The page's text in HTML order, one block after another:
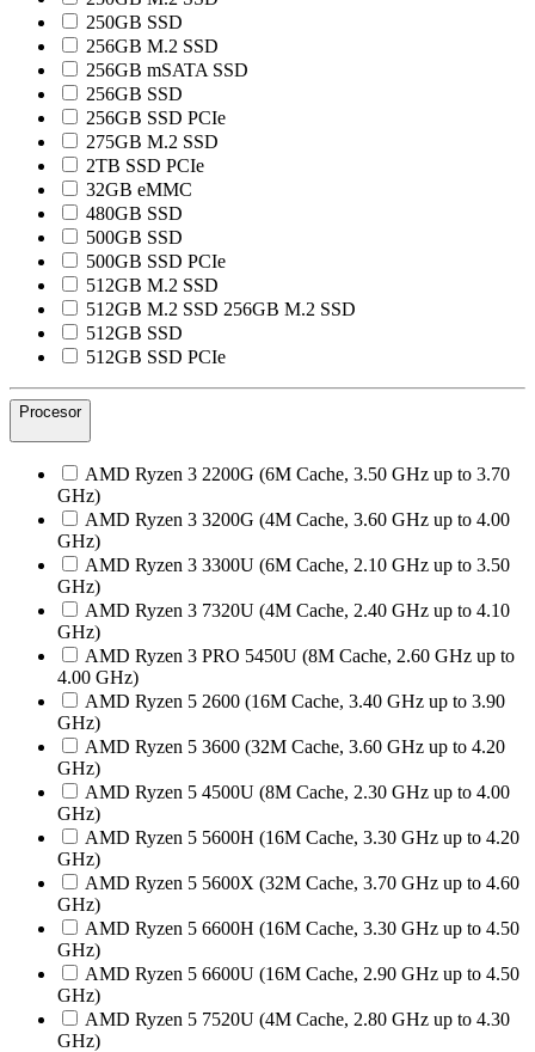
250GB SSD
256GB M.2 SSD
256GB mSATA SSD
256GB SSD
256GB SSD PCIe
275GB M.2 SSD
2TB SSD PCIe
32GB eMMC
480GB SSD
500GB SSD
500GB SSD PCIe
512GB M.2 SSD
512GB M.2 SSD 256GB M.2 SSD
512GB SSD
512GB SSD PCIe
Procesor
AMD Ryzen 3 2200G (6M Cache, 3.50 GHz up to 3.70
GHz)
AMD Ryzen 3 3200G (4M Cache, 3.60 GHz up to 4.00
GHz)
AMD Ryzen 3 3300U (6M Cache, 2.10 GHz up to 3.50
GHz)
AMD Ryzen 3 7320U (4M Cache, 2.40 GHz up to 4.10
GHz)
AMD Ryzen 3 PRO 5450U (8M Cache, 2.60 GHz up to
4.00 GHz)
AMD Ryzen 5 2600 (16M Cache, 3.40 GHz up to 3.90
GHz)
AMD Ryzen 5 3600 (32M Cache, 3.60 GHz up to 4.20
GHz)
AMD Ryzen 5 4500U (8M Cache, 2.30 GHz up to 4.00
GHz)
AMD Ryzen 5 5600H (16M Cache, 3.30 GHz up to 4.20
GHz)
AMD Ryzen 5 5600X (32M Cache, 3.70 GHz up to 4.60
GHz)
AMD Ryzen 5 6600H (16M Cache, 3.30 GHz up to 4.50
GHz)
AMD Ryzen 5 6600U (16M Cache, 2.90 GHz up to 4.50
GHz)
AMD Ryzen 5 7520U (4M Cache, 2.80 GHz up to 4.30
GHz)